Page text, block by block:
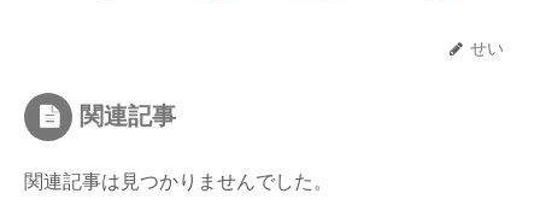
せい
関連記事
関連記事は見つかりませんでした。